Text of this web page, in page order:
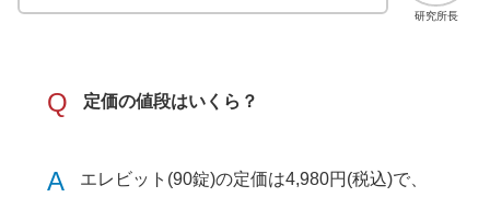
研究所長
Q 定価の値段はいくら？
A
エレビット(90錠)の定価は4,980円(税込)で、